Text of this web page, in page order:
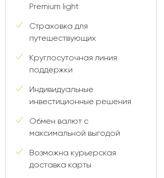
Premium light
Страховка для
путешествующих
Круглосуточная линия
поддержки
Индивидуальные
инвестиционные решения
Обмен валют c
максимальной выгодой
Возможна курьерская
доставка карты